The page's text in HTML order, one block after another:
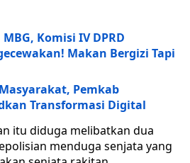
Komisi IV DPRD
Makan Bergizi Tapi
Pemkab
Transformasi Digital
itu diduga melibatkan dua
menduga senjata yang